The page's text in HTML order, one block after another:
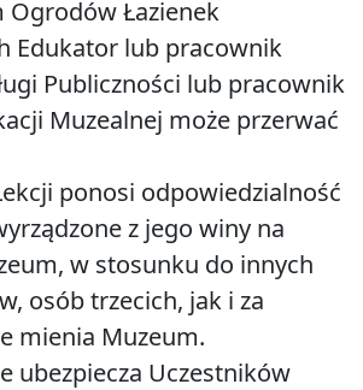
Ogrodów Łazienek
Edukator lub pracownik
Publiczności lub pracownik
Muzealnej może przerwać
ponosi odpowiedzialność
z jego winy na
w stosunku do innych
osób trzecich, jak i za
mienia Muzeum.
ubezpiecza Uczestników